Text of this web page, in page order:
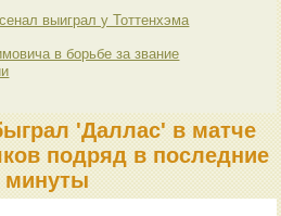
выиграл у Тоттенхэма
в борьбе за звание
'Даллас' в матче
подряд в последние
минуты